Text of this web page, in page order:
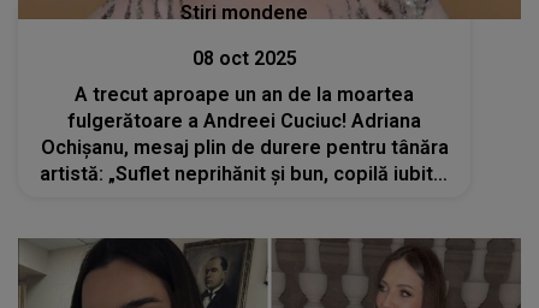
Stiri mondene
08 oct 2025
A trecut aproape un an de la moartea
fulgerătoare a Andreei Cuciuc! Adriana
Ochișanu, mesaj plin de durere pentru tânăra
artistă: „Suflet neprihănit și bun, copilă iubită,